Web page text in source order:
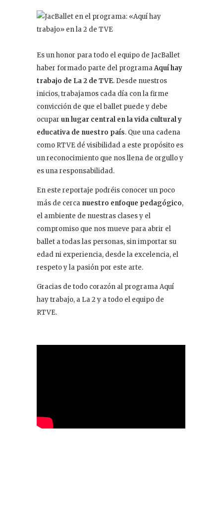
Contacto
Es un honor para todo el equipo de JacBallet
haber formado parte del programaAquí hay
trabajo de La 2 de TVE. Desde nuestros
inicios, trabajamos cada día con la firme
convicción de que el ballet puede y debe
ocupar un lugar central en la vida cultural y
educativa de nuestro país. Que una cadena
como RTVE dé visibilidad a este propósito es
un reconocimiento que nos llena de orgullo y
es una responsabilidad.
En este reportaje podréis conocer un poco
más de cerca nuestro enfoque pedagógico,
el ambiente de nuestras clases y el
compromiso que nos mueve para abrir el
ballet a todas las personas, sin importar su
edad ni experiencia, desde la excelencia, el
respeto y la pasión por este arte.
Gracias de todo corazón al programa Aquí
hay trabajo, a La 2 y a todo el equipo de
RTVE.